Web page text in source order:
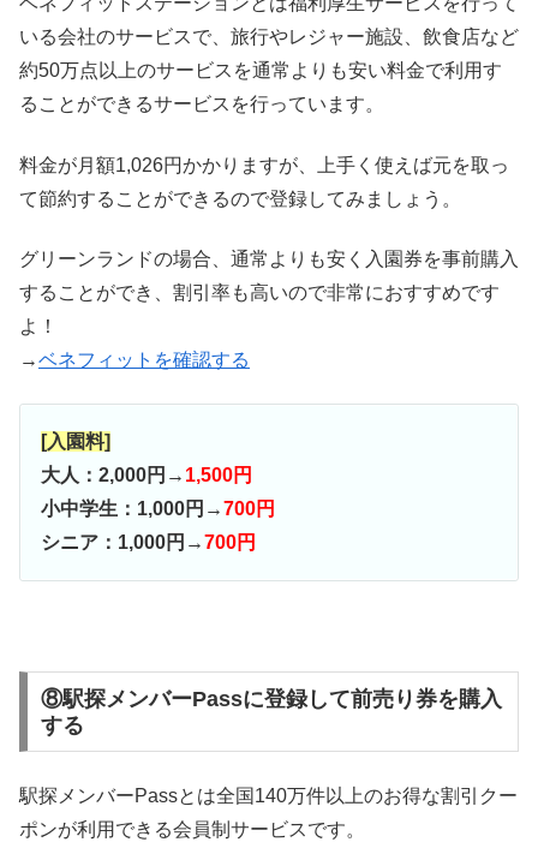
いる会社のサービスで、旅行やレジャー施設、飲食店など
約50万点以上のサービスを通常よりも安い料金で利用す
ることができるサービスを行っています。
料金が月額1,026円かかりますが、上手く使えば元を取っ
て節約することができるので登録してみましょう。
グリーンランドの場合、通常よりも安く入園券を事前購入
することができ、割引率も高いので非常におすすめです
よ！
→ベネフィットを確認する
[入園料]
大人：2,000円→ 1,500円
小中学生：1,000円→700円
シニア：1,000円→700円
⑧駅探メンバーPassに登録して前売り券を購入
する
駅探メンバーPassとは全国140万件以上のお得な割引クー
ポンが利用できる会員制サービスです。